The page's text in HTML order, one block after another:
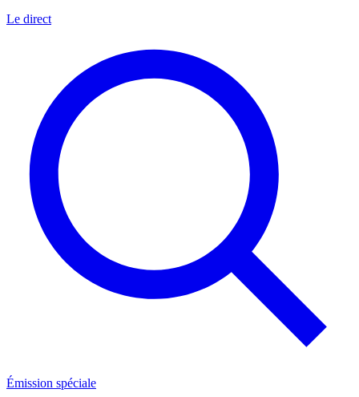
Le direct
Émission spéciale